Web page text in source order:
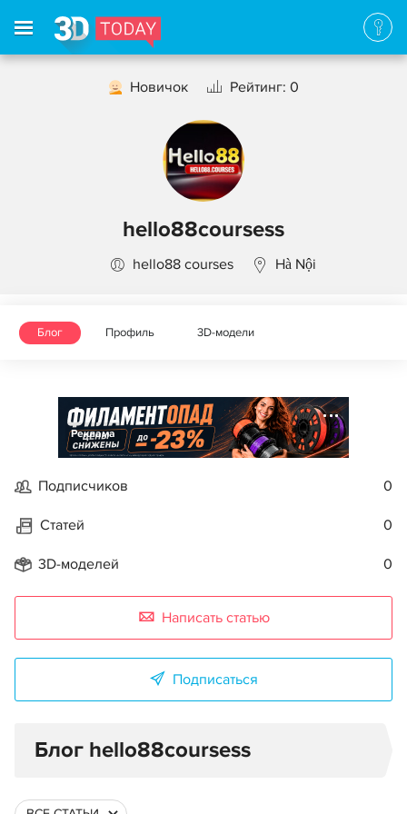
Новичок Рейтинг: 0
hello88coursess
hello88 courses Hà Nội
Блог Профиль 3D-модели
Реклама
Подписчиков 0
Статей 0
3D-моделей 0
Написать статью
Подписаться
Блог hello88coursess